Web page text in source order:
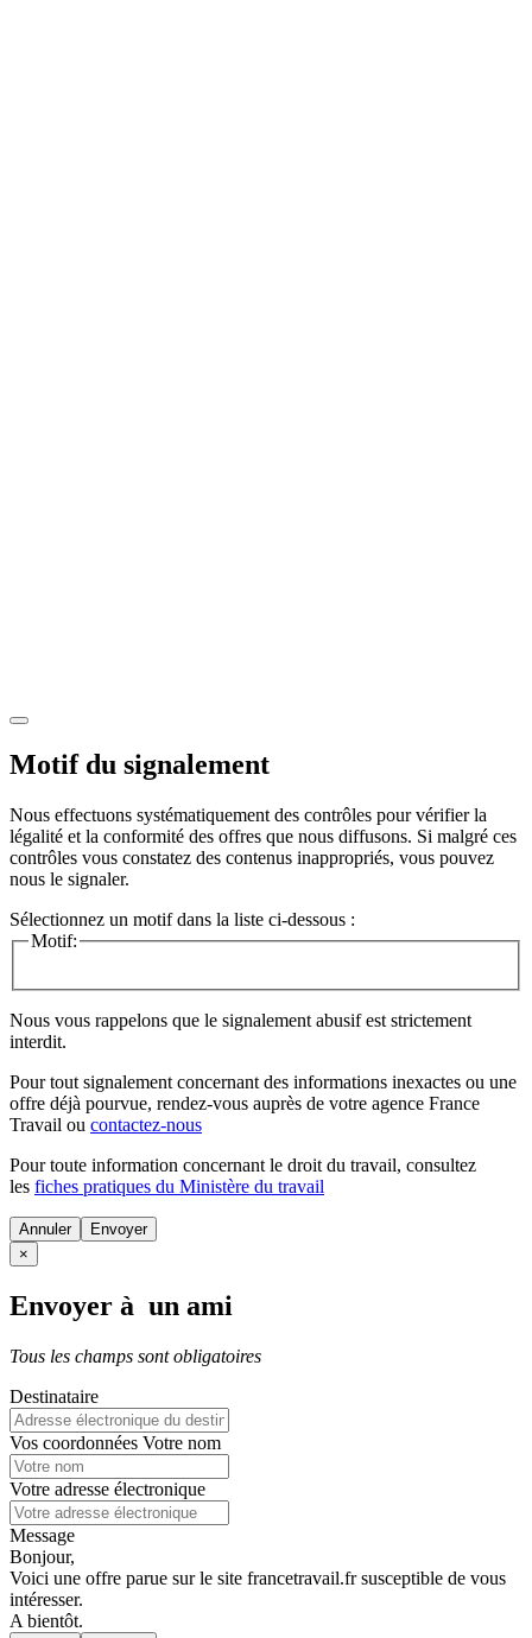
Motif du signalement
Nous effectuons systématiquement des contrôles pour vérifier la
légalité et la conformité des offres que nous diffusons. Si malgré ces
contrôles vous constatez des contenus inappropriés, vous pouvez
nous le signaler.
Sélectionnez un motif dans la liste ci-dessous :
Motif:
Nous vous rappelons que le signalement abusif est strictement
interdit.
Pour tout signalement concernant des informations inexactes ou une
offre déjà pourvue, rendez-vous auprès de votre agence France
Travail ou contactez-nous
Pour toute information concernant le droit du travail, consultez
les fiches pratiques du Ministère du travail
Annuler
×
Envoyer à un ami
Tous les champs sont obligatoires
Destinataire
Vos coordonnées Votre nom
Votre adresse électronique
Message
Bonjour,
Voici une offre parue sur le site francetravail.fr susceptible de vous
intéresser.
A bientôt.